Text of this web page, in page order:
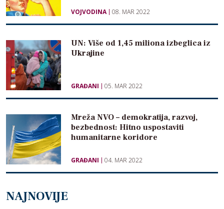
VOJVODINA 08. MAR 2022
UN: Više od 1,45 miliona izbeglica iz
Ukrajine
GRAĐANI 05. MAR 2022
Mreža NVO – demokratija, razvoj,
bezbednost: Hitno uspostaviti
humanitarne koridore
GRAĐANI 04. MAR 2022
NAJNOVIJE